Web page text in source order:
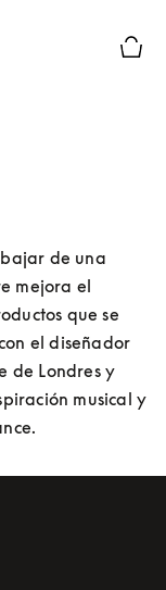
de una
mejora el
que se
el diseñador
de Londres y
musical y